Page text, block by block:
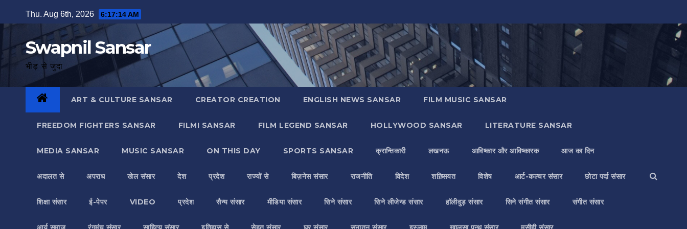
to
Thu. Aug 6th, 2026 6:17:14 AM
Swapnil Sansar
भीड़ से जुदा
ART & CULTURE SANSAR CREATOR CREATION ENGLISH NEWS SANSAR FILM MUSIC SANSAR
FREEDOM FIGHTERS SANSAR FILMI SANSAR FILM LEGEND SANSAR HOLLYWOOD SANSAR LITERATURE SANSAR
MEDIA SANSAR MUSIC SANSAR ON THIS DAY SPORTS SANSAR क्रान्तिकारी लखनऊ आविष्कार और आविष्कारक आज का दिन
अदालत से अपराध खेल संसार देश प्रदेश राज्यों से बिज़नेस संसार राजनीति विदेश शख़्सियत विशेष आर्ट-कल्चर संसार छोटा पर्दा संसार
शिक्षा संसार ई-पेपर VIDEO प्रदेश सैन्य संसार मीडिया संसार सिने संसार सिने लीजेन्ड संसार हॉलीवुड़ संसार सिने संगीत संसार संगीत संसार